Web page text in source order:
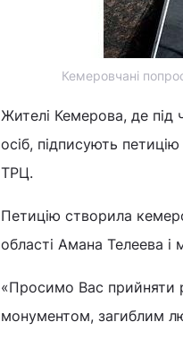
Кемеровчані
Жителі Кемерова, де під
осіб, підписують
ТРЦ.
Петицію створила
області Амана Телеева
«Просимо Вас прийняти
монументом, загиблим